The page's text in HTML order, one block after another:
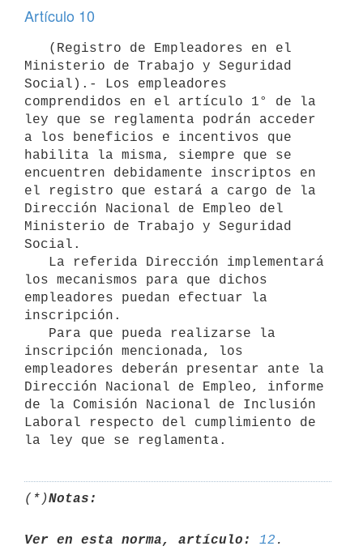
Artículo 10
Ministerio de Trabajo y Seguridad
Social).- Los empleadores
comprendidos en el artículo 1° de la
ley que se reglamenta podrán acceder
a los beneficios e incentivos que
habilita la misma, siempre que se
encuentren debidamente inscriptos en
el registro que estará a cargo de la
Dirección Nacional de Empleo del
Ministerio de Trabajo y Seguridad
Social.
los mecanismos para que dichos
empleadores puedan efectuar la
inscripción.
inscripción mencionada, los
empleadores deberán presentar ante la
Dirección Nacional de Empleo, informe
de la Comisión Nacional de Inclusión
Laboral respecto del cumplimiento de
(*)Notas:
Ver en esta norma, artículo: 12